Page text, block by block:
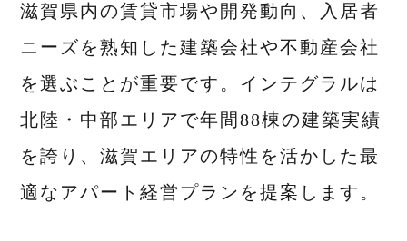
滋賀県内の賃貸市場や開発動向、入居者
ニーズを熟知した建築会社や不動産会社
を選ぶことが重要です。インテグラルは
北陸・中部エリアで年間88棟の建築実績
を誇り、滋賀エリアの特性を活かした最
適なアパート経営プランを提案します。